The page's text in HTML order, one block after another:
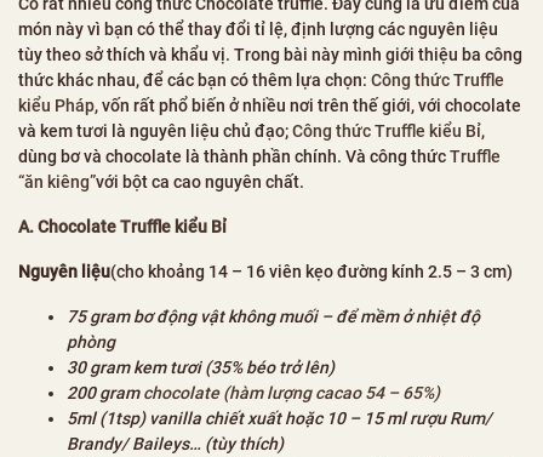
món này vì bạn có thể thay đổi tỉ lệ, định lượng các nguyên liệu
tùy theo sở thích và khẩu vị. Trong bài này mình giới thiệu ba công
thức khác nhau, để các bạn có thêm lựa chọn: Công thức Truffle
kiểu Pháp, vốn rất phổ biến ở nhiều nơi trên thế giới, với chocolate
và kem tươi là nguyên liệu chủ đạo;Công thức Truffle kiểu Bỉ,
dùng bơ và chocolate là thành phần chính. Và công thứcTruffle
“ăn kiêng”với bột ca cao nguyên chất.
A. Chocolate Truffle kiểu Bỉ
Nguyên liệu(cho khoảng 14 – 16 viên kẹo đường kính 2.5 – 3 cm)
75 gram bơ động vật không muối – để mềm ở nhiệt độ
phòng
30 gram kem tươi (35% béo trở lên)
200 gramchocolate (hàm lượng cacao 54 – 65%)
5ml (1tsp) vanilla chiết xuất hoặc 10 – 15 ml rượu Rum/
Brandy/ Baileys… (tùy thích)